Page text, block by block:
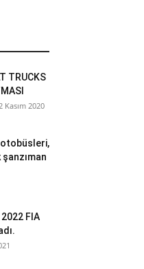
TRUCKS
Kasım 2020
otobüsleri,
FIA